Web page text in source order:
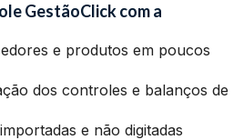
GestãoClick com a
e produtos em poucos
dos controles e balanços de
e não digitadas